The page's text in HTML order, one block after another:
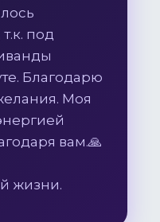
под
Благодарю
Моя
вам.🙏
жизни.